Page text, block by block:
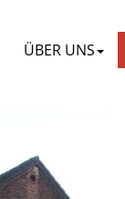
ÜBER UNS